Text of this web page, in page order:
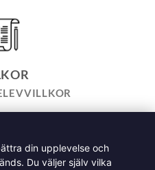
COOKIEPOLICY
din upplevelse och
Du väljer själv vilka